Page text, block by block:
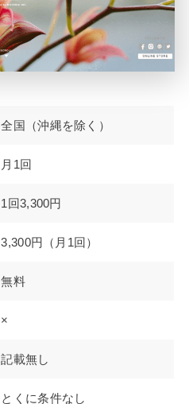
全国（沖縄を除く）
月1回
1回3,300円
3,300円（月1回）
無料
×
記載無し
とくに条件なし